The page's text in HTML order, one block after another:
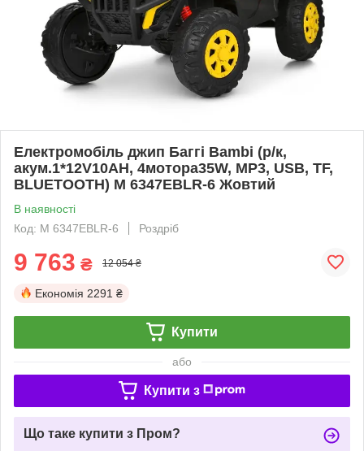
Електромобіль джип Баггі Bambi (р/к,
акум.1*12V10AH, 4мотора35W, MP3, USB, TF,
BLUETOOTH) M 6347EBLR-6 Жовтий
В наявності
Код: M 6347EBLR-6
Роздріб
9 763 ₴ 12 054 ₴
Економія 2291 ₴
Купити
або
Купити з
Що таке купити з Пром?